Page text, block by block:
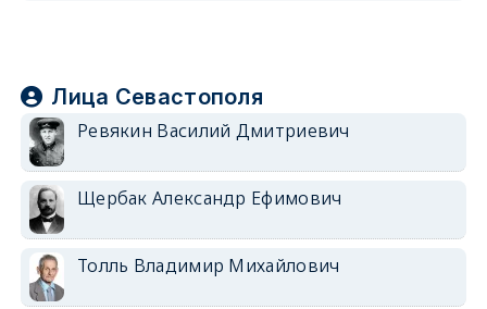
Лица Севастополя
Ревякин Василий Дмитриевич
Щербак Александр Ефимович
Толль Владимир Михайлович